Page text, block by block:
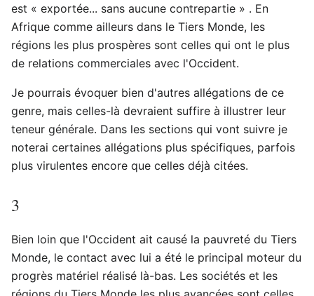
est « exportée... sans aucune contrepartie » . En
Afrique comme ailleurs dans le Tiers Monde, les
régions les plus prospères sont celles qui ont le plus
de relations commerciales avec l'Occident.
Je pourrais évoquer bien d'autres allégations de ce
genre, mais celles-là devraient suffire à illustrer leur
teneur générale. Dans les sections qui vont suivre je
noterai certaines allégations plus spécifiques, parfois
plus virulentes encore que celles déjà citées.
3
Bien loin que l'Occident ait causé la pauvreté du Tiers
Monde, le contact avec lui a été le principal moteur du
progrès matériel réalisé là-bas. Les sociétés et les